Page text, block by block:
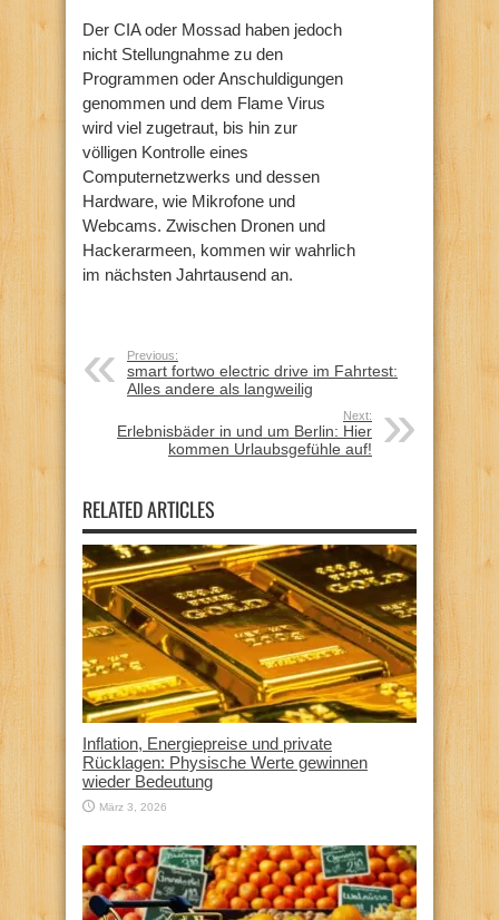
Der CIA oder Mossad haben jedoch
nicht Stellungnahme zu den
Programmen oder Anschuldigungen
genommen und dem Flame Virus
wird viel zugetraut, bis hin zur
völligen Kontrolle eines
Computernetzwerks und dessen
Hardware, wie Mikrofone und
Webcams. Zwischen Dronen und
Hackerarmeen, kommen wir wahrlich
im nächsten Jahrtausend an.
Previous:
smart fortwo electric drive im Fahrtest:
Alles andere als langweilig
Next:
Erlebnisbäder in und um Berlin: Hier
kommen Urlaubsgefühle auf!
RELATED ARTICLES
Inflation, Energiepreise und private
Rücklagen: Physische Werte gewinnen
wieder Bedeutung
März 3, 2026